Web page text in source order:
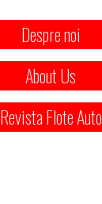
Despre noi
About Us
Revista Flote Auto